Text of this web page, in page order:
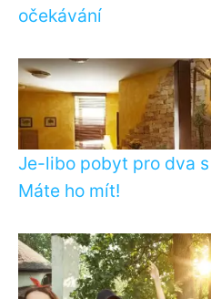
očekávání
Je-libo pobyt pro dva s
Máte ho mít!